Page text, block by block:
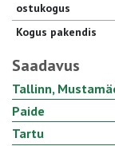
ostukogus
Kogus pakendis
Saadavus
Tallinn,
Paide
Tartu